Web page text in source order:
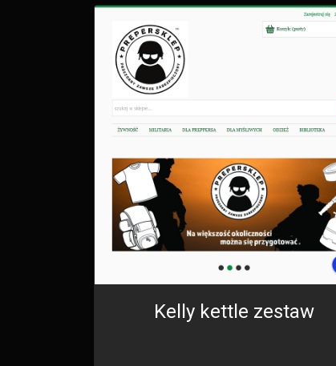
Kelly kettle zestaw